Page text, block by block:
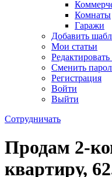
Комнаты
Гаражи
Добавить
Мои статьи
Сменить
Регистрация
Войти
Выйти
Сотрудничать
Продам 2-
квартиру,